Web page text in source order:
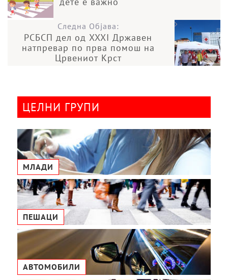
Следна Објава:
РСБСП дел од XXXI Државен
натпревар по прва помош на
Црвениот Крст
ЦЕЛНИ ГРУПИ
МЛАДИ
ПЕШАЦИ
АВТОМОБИЛИ